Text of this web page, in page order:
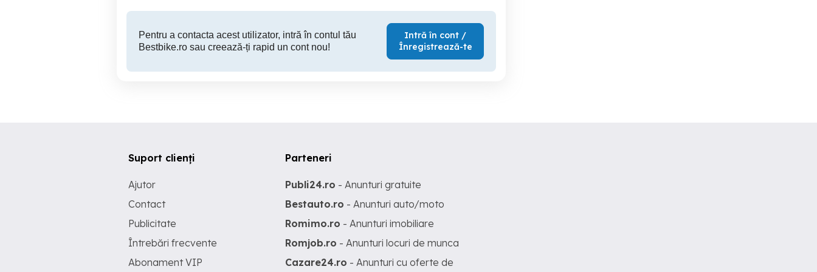
Pentru a contacta acest utilizator, intră în contul tău
Bestbike.ro sau creează-ți rapid un cont nou!
Intră în cont /
Înregistrează-te
Suport clienți
Ajutor
Contact
Publicitate
Întrebări frecvente
Abonament VIP
Parteneri
Publi24.ro - Anunturi gratuite
Bestauto.ro - Anunturi auto/moto
Romimo.ro - Anunturi imobiliare
Romjob.ro - Anunturi locuri de munca
Cazare24.ro - Anunturi cu oferte de